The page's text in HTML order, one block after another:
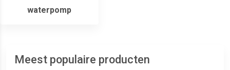
waterpomp
Meest populaire producten